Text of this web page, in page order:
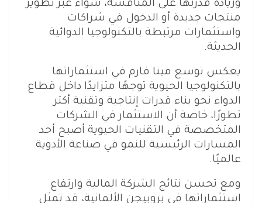
وزيادة قدرتها على المنافسة، سواء عبر تطوير
منتجات جديدة أو الدخول في شراكات
واستثمارات مرتبطة بالتكنولوجيا الدوائية
الحديثة.
يعكس توسع مينا فارم في استثماراتها
بالتكنولوجيا الحيوية توجهًا متزايدًا داخل قطاع
الدواء نحو بناء قدرات إنتاجية وتقنية أكثر
تطورًا، خاصة أن الاستثمار في الشركات
المتخصصة في التقنيات الحيوية أصبح أحد
المسارات الرئيسية للنمو في صناعة الأدوية
عالميًا.
ومع تحسن نتائج الشركة المالية وارتفاع
استثماراتها في بروبيجن الألمانية، قد تمثل